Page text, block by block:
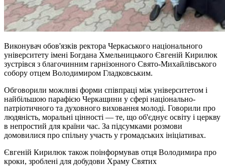
Виконувач обов'язків ректора Черкаського національного
університету імені Богдана Хмельницького Євгеній Кирилюк
зустрівся з благочинним гарнізонного Свято-Михайлівського
собору отцем Володимиром Гладковським.
Обговорили можливі форми співпраці між університетом і
найбільшою парафією Черкащини у сфері національно-
патріотичного та духовного виховання молоді. Говорили про
людяність, моральні цінності — те, що об'єднує освіту і церкву
в непростий для країни час. За підсумками розмови
домовилися про спільну участь у громадських ініціативах.
Євгеній Кирилюк також поінформував отця Володимира про
кроки, зроблені для добудови Храму Святих